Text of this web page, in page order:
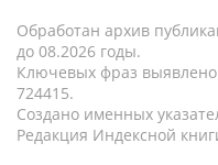
Обработан архив
до 08.2026 годы.
Ключевых фраз выявлено
724415.
Создано именных
Редакция Индексной